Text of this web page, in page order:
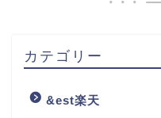
カテゴリー
&est楽天